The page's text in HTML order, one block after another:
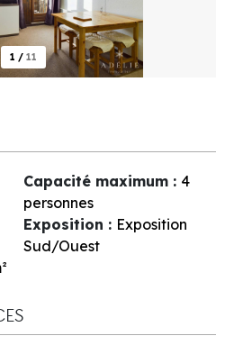
1 / 11
Capacité maximum : 4
personnes
Exposition : Exposition
Sud/Ouest